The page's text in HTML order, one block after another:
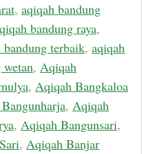
, aqiqah bandung
bandung raya,
bandung terbaik, aqiqah
wetan, Aqiqah
, Aqiqah Bangkaloa
, Aqiqah
, Aqiqah Bangunsari,
, Aqiqah Banjar